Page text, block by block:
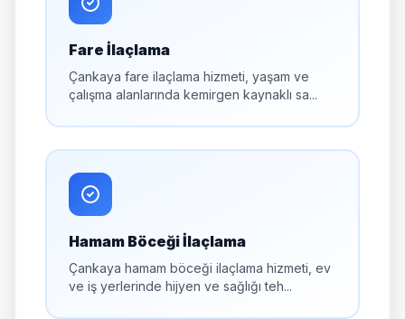
Fare İlaçlama
Çankaya fare ilaçlama hizmeti, yaşam ve
çalışma alanlarında kemirgen kaynaklı sa...
Hamam Böceği İlaçlama
Çankaya hamam böceği ilaçlama hizmeti, ev
ve iş yerlerinde hijyen ve sağlığı teh...